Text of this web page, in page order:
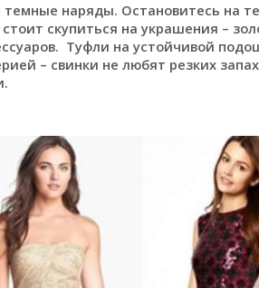
наряды. Остановитесь на
скупиться на украшения –
Туфли на устойчивой
– свинки не любят резких